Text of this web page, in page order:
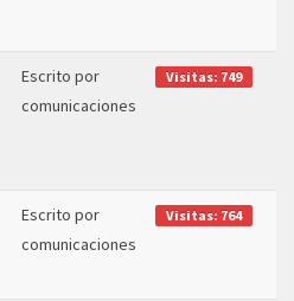
Escrito por
comunicaciones
Visitas: 749
Escrito por
comunicaciones
Visitas: 764